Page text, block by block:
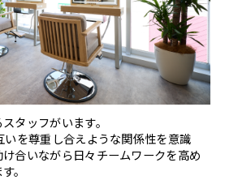
タッフがいます。
を尊重し合えような関係性を意識
合いながら日々チームワークを高め
。